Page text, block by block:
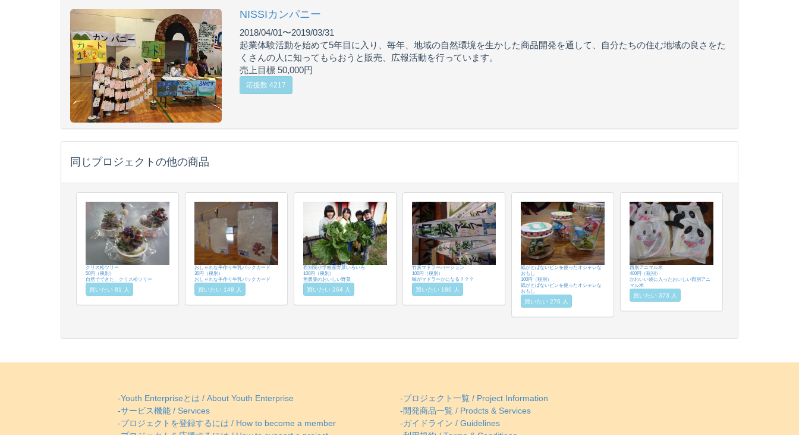
NISSIカンパニー
2018/04/01〜2019/03/31
起業体験活動を始めて5年目に入り、毎年、地域の自然環境を生かした商品開発を通して、自分たちの住む地域の良さをた
くさんの人に知ってもらおうと販売、広報活動を行っています。
売上目標 50,000円
応援数 4217
同じプロジェクトの他の商品
クリス松ツリー
50円（税別）
自然でできた、クリス松ツリー
買いたい 81 人
おしゃれな手作り牛乳パックカード
30円（税別）
おしゃれな手作り牛乳パックカード
買いたい 148 人
西別院小学校産野菜いろいろ
100円（税別）
無農薬のおいしい野菜
買いたい 264 人
竹炭マドラーバージョン
100円（税別）
味がマドラーかになる？？？
買いたい 186 人
紙がとばないビンを使ったオシャレな
おもし
100円（税別）
紙がとばないビンを使ったオシャレな
おもし
買いたい 276 人
西別アニマル米
400円（税別）
かわいい袋に入ったおいしい西別アニ
マル米
買いたい 373 人
-Youth Enterpriseとは / About Youth Enterprise
-プロジェクト一覧 / Project Information
-サービス機能 / Services
-開発商品一覧 / Prodcts & Services
-プロジェクトを登録するには / How to become a member
-ガイドライン / Guidelines